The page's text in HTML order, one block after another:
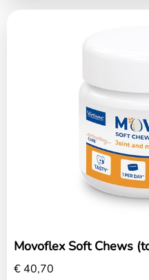
Movoflex Soft Chews
€40,70